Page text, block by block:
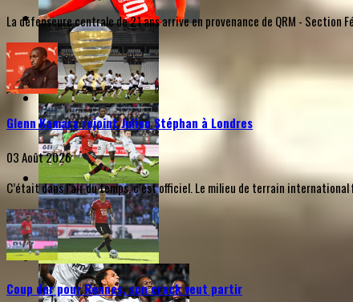
La défenseure centrale de 21 ans arrive en provenance de QRM - Section
Glenn Kamara rejoint Julien Stéphan à Londres
03 Août 2026
C’était dans l’air du temps, c’est officiel. Le milieu de terrain
Coup dur pour Rennes, son crack veut partir